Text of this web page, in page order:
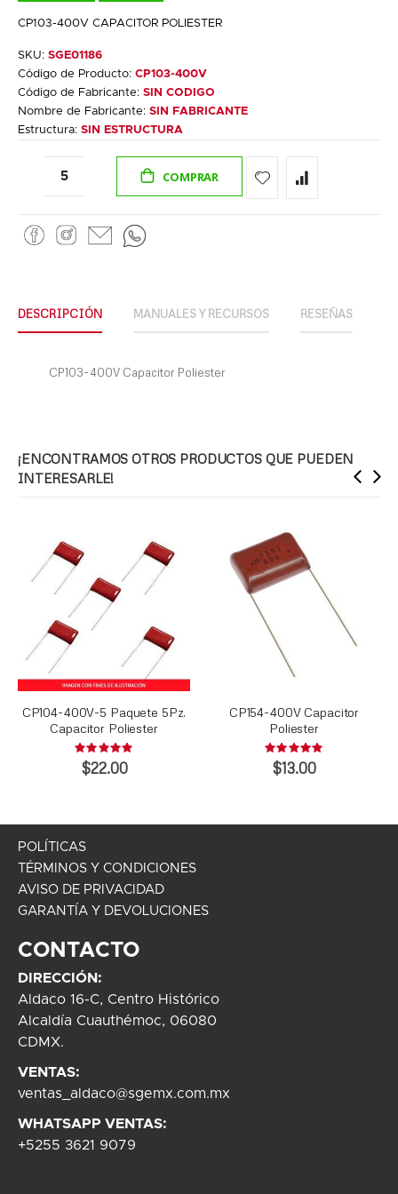
CP103-400V CAPACITOR POLIESTER
SKU: SGE01186
Código de Producto: CP103-400V
Código de Fabricante: SIN CODIGO
Nombre de Fabricante: SIN FABRICANTE
Estructura: SIN ESTRUCTURA
COMPRAR
DESCRIPCIÓN MANUALES Y RECURSOS RESEÑAS
CP103-400V Capacitor Poliester
¡ENCONTRAMOS OTROS PRODUCTOS QUE PUEDEN
INTERESARLE!
CP104-400V-5 Paquete 5Pz.
Capacitor Poliester
Rating:
0%
$22.00
CP154-400V Capacitor
Poliester
Rating:
0%
$13.00
POLÍTICAS
TÉRMINOS Y CONDICIONES
AVISO DE PRIVACIDAD
GARANTÍA Y DEVOLUCIONES
CONTACTO
DIRECCIÓN:
Aldaco 16-C, Centro Histórico
Alcaldía Cuauthémoc, 06080
CDMX.
VENTAS:
ventas_aldaco@sgemx.com.mx
WHATSAPP VENTAS:
+5255 3621 9079